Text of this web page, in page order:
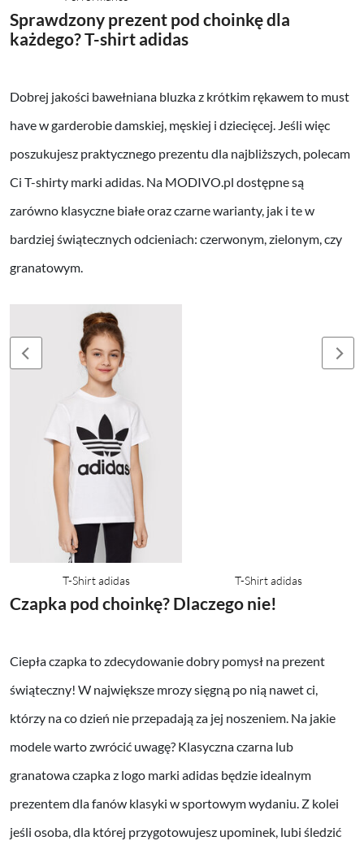
Sprawdzony prezent pod choinkę dla
każdego? T-shirt adidas
Dobrej jakości bawełniana bluzka z krótkim rękawem to must
have w garderobie damskiej, męskiej i dziecięcej. Jeśli więc
poszukujesz praktycznego prezentu dla najbliższych, polecam
Ci T-shirty marki adidas. Na MODIVO.pl dostępne są
zarówno klasyczne białe oraz czarne warianty, jak i te w
bardziej świątecznych odcieniach: czerwonym, zielonym, czy
granatowym.
T-Shirt adidas T-Shirt adidas
Czapka pod choinkę? Dlaczego nie!
Ciepła czapka to zdecydowanie dobry pomysł na prezent
świąteczny! W największe mrozy sięgną po nią nawet ci,
którzy na co dzień nie przepadają za jej noszeniem. Na jakie
modele warto zwrócić uwagę? Klasyczna czarna lub
granatowa czapka z logo marki adidas będzie idealnym
prezentem dla fanów klasyki w sportowym wydaniu. Z kolei
jeśli osoba, dla której przygotowujesz upominek, lubi śledzić